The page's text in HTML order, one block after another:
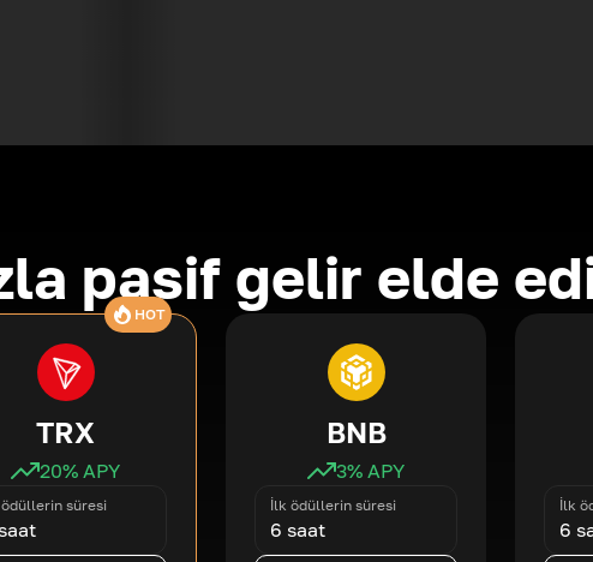
pasif gelir elde
HOT
TRX
20% APY
süresi
BNB
3% APY
İlk ödüllerin süresi
6 saat
İlk
6